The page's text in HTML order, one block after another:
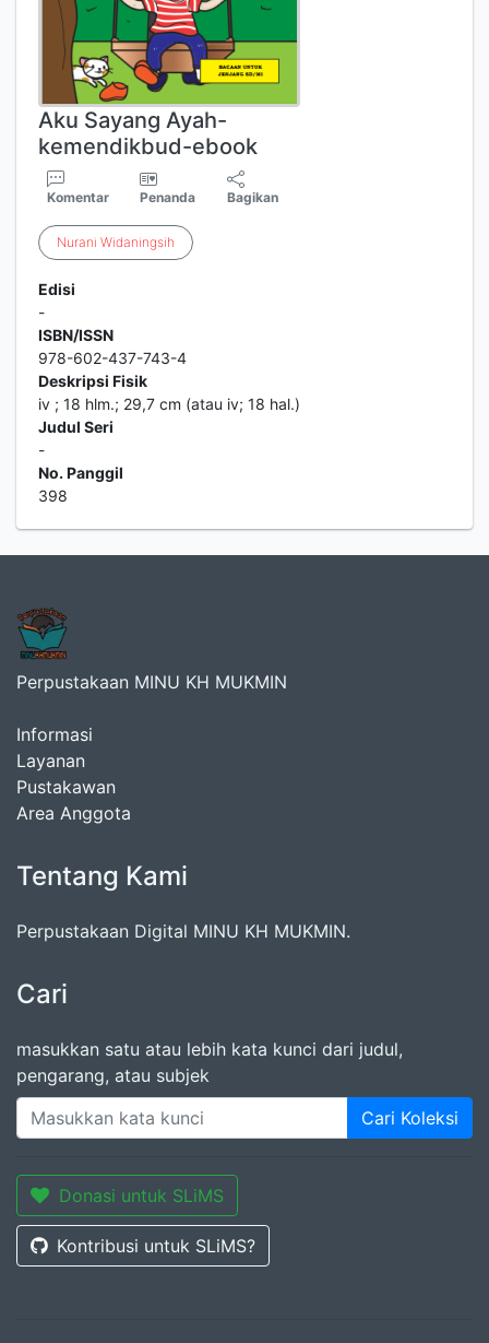
Aku Sayang Ayah-
kemendikbud-ebook
Komentar Penanda Bagikan
Nurani Widaningsih
Edisi
-
ISBN/ISSN
978-602-437-743-4
Deskripsi Fisik
iv ; 18 hlm.; 29,7 cm (atau iv; 18 hal.)
Judul Seri
-
No. Panggil
398
Perpustakaan MINU KH MUKMIN
Informasi
Layanan
Pustakawan
Area Anggota
Tentang Kami
Perpustakaan Digital MINU KH MUKMIN.
Cari
masukkan satu atau lebih kata kunci dari judul,
pengarang, atau subjek
Cari Koleksi
Donasi untuk SLiMS
Kontribusi untuk SLiMS?